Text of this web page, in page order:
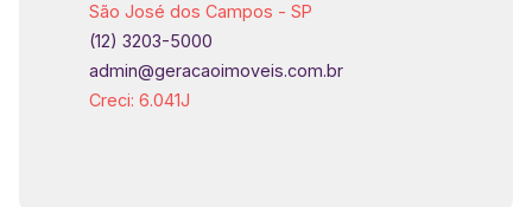
São José dos Campos - SP
(12) 3203-5000
admin@geracaoimoveis.com.br
Creci: 6.041J